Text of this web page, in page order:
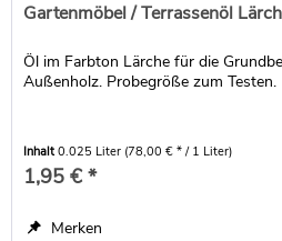
Gartenmöbel / Terrassenöl
Öl im Farbton Lärche für die
Außenholz. Probegröße zum Testen.
Inhalt0.025 Liter (78,00 € * / 1 Liter)
1,95 € *
Merken